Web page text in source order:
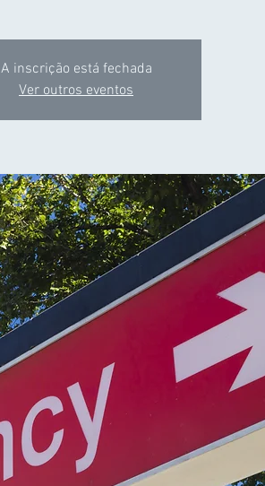
A inscrição está fechada
Ver outros eventos